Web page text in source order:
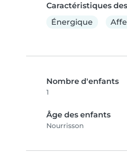
Caractéristiques
Énergique
Nombre d'enfants
1
Âge des enfants
Nourrisson